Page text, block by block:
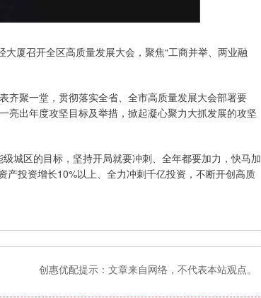
厦召开全区高质量发展大会，聚焦“工商并举、两业融
聚一堂，贯彻落实全省、全市高质量发展大会部署要
亮出年度攻坚目标及举措，掀起凝心聚力大抓发展的攻坚
城区的目标，坚持开局就要冲刺、全年都要加力，快马加
投资增长10%以上、全力冲刺千亿投资，不断开创高质
创惠优配提示：文章来自网络，不代表本站观点。